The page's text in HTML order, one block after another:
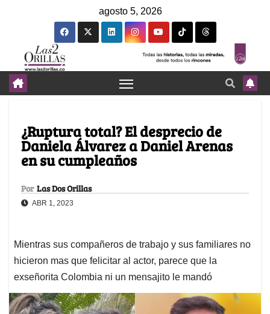
agosto 5, 2026
¿Ruptura total? El desprecio de
Daniela Álvarez a Daniel Arenas
en su cumpleaños
Por Las Dos Orillas
ABR 1, 2023
Mientras sus compañeros de trabajo y sus familiares no
hicieron mas que felicitar al actor, parece que la
exseñorita Colombia ni un mensajito le mandó